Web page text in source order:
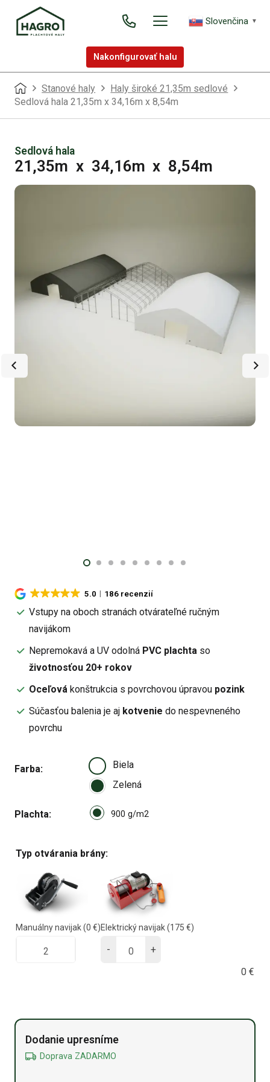
Slovenčina ▼
Nakonfigurovať halu
Stanové haly
Haly široké 21,35m sedlové
Sedlová hala 21,35m x 34,16m x 8,54m
Sedlová hala
21,35m x 34,16m x 8,54m
5.0 186 recenzií
Vstupy na oboch stranách otvárateľné ručným
navijákom
Nepremokavá a UV odolná PVC plachta so
životnosťou 20+ rokov
Oceľová konštrukcia s povrchovou úpravou pozink
Súčasťou balenia je aj kotvenie do nespevneného
povrchu
Farba
Biela
Zelená
Plachta Select pa_plachta
900 g/m2
Typ otvárania brány:
Manuálny navijak(0 €)Elektrický navijak(175 €)
-
+
0 €
Alternative:
Dodanie upresníme
Doprava ZADARMO